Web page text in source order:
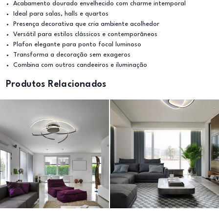
Acabamento dourado envelhecido com charme intemporal
Ideal para salas, halls e quartos
Presença decorativa que cria ambiente acolhedor
Versátil para estilos clássicos e contemporâneos
Plafon elegante para ponto focal luminoso
Transforma a decoração sem exageros
Combina com outros candeeiros e iluminação
Produtos Relacionados